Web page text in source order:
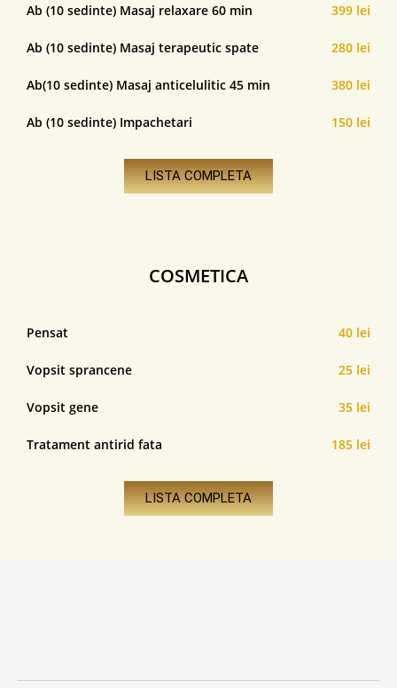
Ab (10 sedinte) Masaj relaxare 60 min 399 lei
Ab (10 sedinte) Masaj terapeutic spate 280 lei
Ab(10 sedinte) Masaj anticelulitic 45 min 380 lei
Ab (10 sedinte) Impachetari 150 lei
LISTA COMPLETA
COSMETICA
Pensat 40 lei
Vopsit sprancene 25 lei
Vopsit gene 35 lei
Tratament antirid fata 185 lei
LISTA COMPLETA